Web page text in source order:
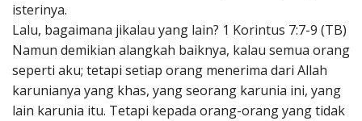
isterinya.
Lalu, bagaimana jikalau yang lain? 1 Korintus 7:7-9 (TB)
Namun demikian alangkah baiknya, kalau semua orang
seperti aku; tetapi setiap orang menerima dari Allah
karunianya yang khas, yang seorang karunia ini, yang
lain karunia itu. Tetapi kepada orang-orang yang tidak